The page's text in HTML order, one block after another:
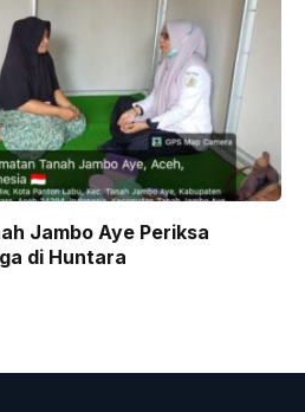
Jambo Aye Periksa
di Huntara